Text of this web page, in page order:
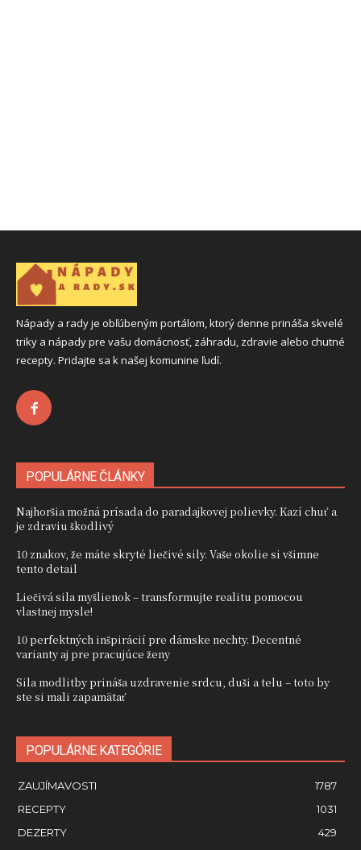
Nápady a rady je obľúbeným portálom, ktorý denne prináša skvelé
triky a nápady pre vašu domácnosť, záhradu, zdravie alebo chutné
recepty. Pridajte sa k našej komunine ľudí.
POPULÁRNE ČLÁNKY
Najhoršia možná prísada do paradajkovej polievky. Kazí chuť a
je zdraviu škodlivý
10 znakov, že máte skryté liečivé sily. Vaše okolie si všimne
tento detail
Liečivá sila myšlienok – transformujte realitu pomocou
vlastnej mysle!
10 perfektných inšpirácií pre dámske nechty. Decentné
varianty aj pre pracujúce ženy
Sila modlitby prináša uzdravenie srdcu, duši a telu – toto by
ste si mali zapamätať
POPULÁRNE KATEGÓRIE
ZAUJÍMAVOSTI
1787
RECEPTY
1031
DEZERTY
429